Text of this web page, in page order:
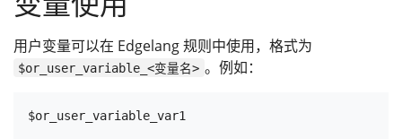
用户变量可以在 Edgelang 规则中使用，格式为
$or_user_variable_<变量名> 。例如：